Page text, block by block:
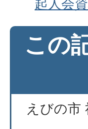
起人会
この
えびの市